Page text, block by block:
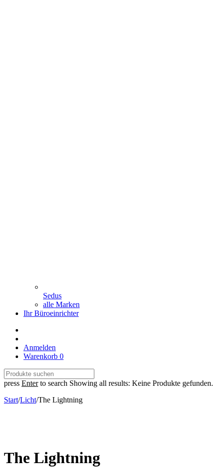
Sedus
alle Marken
Ihr Büroeinrichter
Anmelden
Warenkorb 0
press Enterto search Showing all results: Keine Produkte gefunden.
Start/Licht/The Lightning
The Lightning